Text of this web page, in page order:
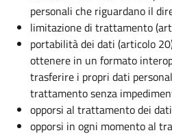
personali che riguardano il
limitazione di trattamento
portabilità dei dati (articolo
ottenere in un formato
trasferire i propri dati
trattamento senza
opporsi al trattamento dei
opporsi in ogni momento al